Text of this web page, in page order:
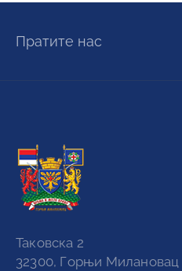
Пратите нас
Таковска 2
32300, Горњи Милановац